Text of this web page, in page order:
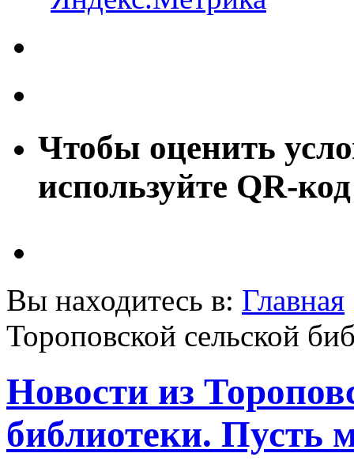
Чтобы оценить
используйте QR-код
Вы находитесь в: Главная
Тороповской сельской
Новости из
библиотеки. Пусть